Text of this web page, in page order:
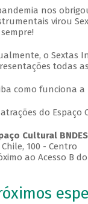
nos
virou
o Sextas
todas
como funciona a
atrações do Espaço
Cultural BNDES
Chile, 100 - Centro
ao Acesso B